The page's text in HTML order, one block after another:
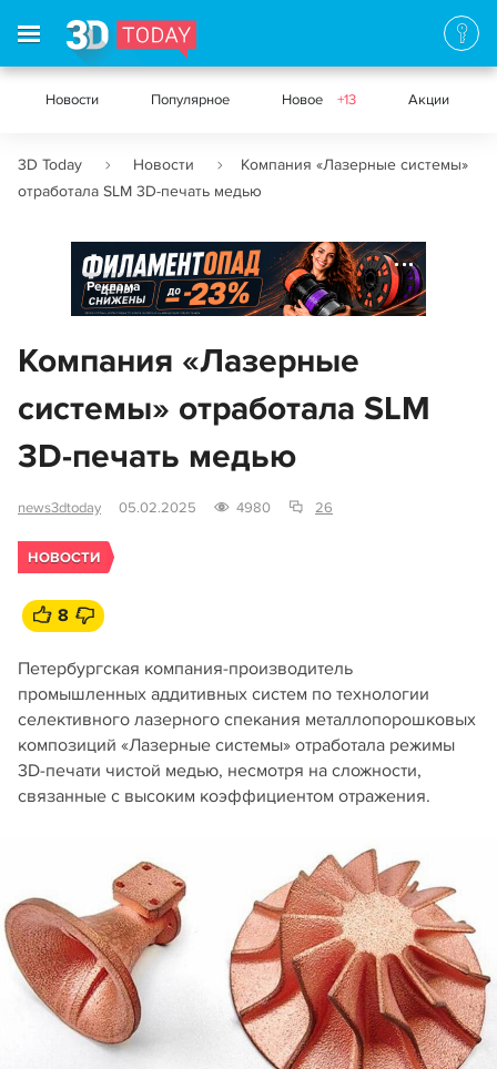
Новости Популярное Новое +13 Акции
3D Today Новости
Компания «Лазерные системы»
отработала SLM 3D-печать медью
Реклама
Компания «Лазерные
системы» отработала SLM
3D-печать медью
news3dtoday 05.02.2025 4980 26
НОВОСТИ
8
Петербургская компания-производитель
промышленных аддитивных систем по технологии
селективного лазерного спекания металлопорошковых
композиций «Лазерные системы» отработала режимы
3D-печати чистой медью, несмотря на сложности,
связанные с высоким коэффициентом отражения.